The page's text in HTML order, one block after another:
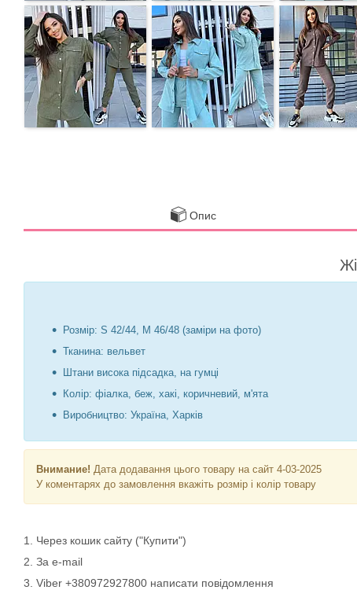
Опис
Розмір: S 42/44, М 46/48 (заміри на фото)
Тканина: вельвет
Штани висока підсадка, на гумці
Колір: фіалка, беж, хакі, коричневий, м'ята
Виробництво: Україна, Харків
Внимание! Дата додавання цього товару на сайт 4-03-2025
У коментарях до замовлення вкажіть розмір і колір товару
1. Через кошик сайту ("Купити")
2. За e-mail
3. Viber +380972927800 написати повідомлення